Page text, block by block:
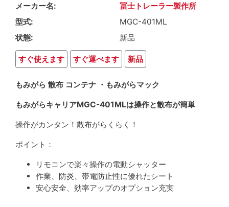
メーカー名
冨士トレーラー製作所
型式
MGC-401ML
状態
新品
すぐ使えます すぐ運べます 新品
もみがら 散布 コンテナ ・もみがらマック
もみがらキャリアMGC-401MLは操作と散布が簡単
操作がカンタン！散布がらくらく！
ポイント：
リモコンで楽々操作の電動シャッター
作業、防炎、帯電防止性に優れたシート
安心安全、効率アップのオプション充実